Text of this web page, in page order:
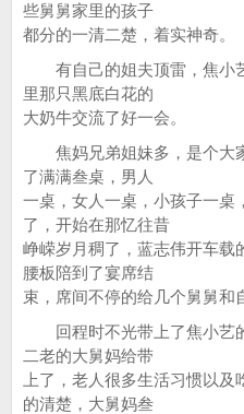
些舅舅家里的孩子
都分的一清二楚，着实神奇。
有自己的姐夫顶雷，焦小
里那只黑底白花的
大奶牛交流了好一会。
焦妈兄弟姐妹多，是个大
了满满叁桌，男人
一桌，女人一桌，小孩子一桌
了，开始在那忆往昔
峥嵘岁月稠了，蓝志伟开车载
腰板陪到了宴席结
束，席间不停的给几个舅舅和
回程时不光带上了焦小艺
二老的大舅妈给带
上了，老人很多生活习惯以
的清楚，大舅妈叁